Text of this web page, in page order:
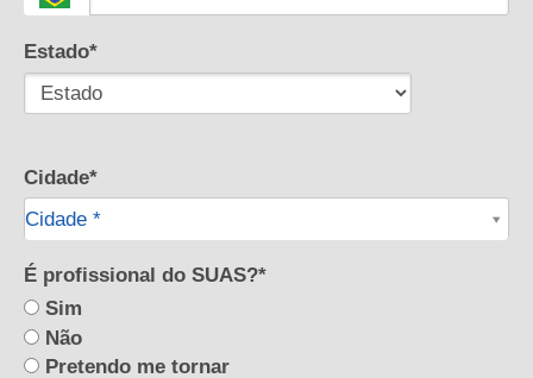
Estado*
Cidade*
Cidade *
Cidade*
É profissional do SUAS?*
Sim
Não
Pretendo me tornar